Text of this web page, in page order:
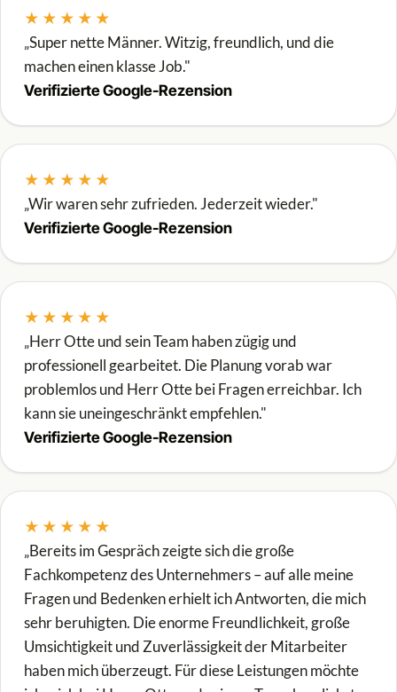
★★★★★
„Super nette Männer. Witzig, freundlich, und die
machen einen klasse Job."
Verifizierte Google-Rezension
★★★★★
„Wir waren sehr zufrieden. Jederzeit wieder."
Verifizierte Google-Rezension
★★★★★
„Herr Otte und sein Team haben zügig und
professionell gearbeitet. Die Planung vorab war
problemlos und Herr Otte bei Fragen erreichbar. Ich
kann sie uneingeschränkt empfehlen."
Verifizierte Google-Rezension
★★★★★
„Bereits im Gespräch zeigte sich die große
Fachkompetenz des Unternehmers – auf alle meine
Fragen und Bedenken erhielt ich Antworten, die mich
sehr beruhigten. Die enorme Freundlichkeit, große
Umsichtigkeit und Zuverlässigkeit der Mitarbeiter
haben mich überzeugt. Für diese Leistungen möchte